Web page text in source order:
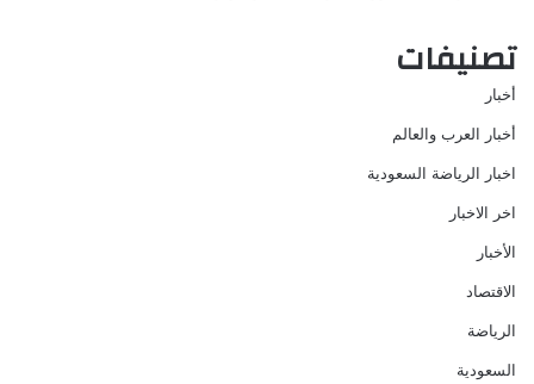
تصنيفات
أخبار
أخبار العرب والعالم
اخبار الرياضة السعودية
اخر الاخبار
الأخبار
الاقتصاد
الرياضة
السعودية